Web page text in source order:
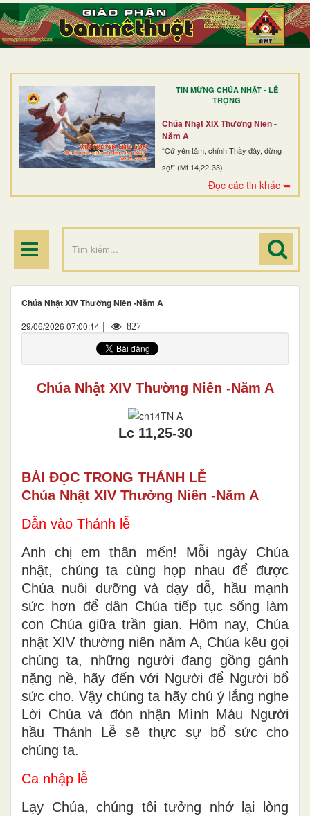
TIN MỪNG CHÚA NHẬT - LỄ
TRỌNG
Chúa Nhật XIX Thường Niên -
Năm A
“Cứ yên tâm, chính Thầy đây, đừng
sợ!” (Mt 14,22-33)
Đọc các tin khác ➥
TRANG NHẤT
GIỚI THIỆU
DÒNG TU
BAN MỤC VỤ
ĐOÀN THỂ CG
Chúa Nhật XIV Thường Niên -Năm A
29/06/2026 07:00:14 | 827
Chúa Nhật XIV Thường Niên -Năm A
Lc 11,25-30
BÀI ĐỌC TRONG THÁNH LỄ
Chúa Nhật XIV Thường Niên -Năm A
Dẫn vào Thánh lễ
Anh chị em thân mến! Mỗi ngày Chúa
nhật, chúng ta cùng họp nhau để được
Chúa nuôi dưỡng và dạy dỗ, hầu mạnh
sức hơn để dân Chúa tiếp tục sống làm
con Chúa giữa trần gian. Hôm nay, Chúa
nhật XIV thường niên năm A, Chúa kêu gọi
chúng ta, những người đang gồng gánh
nặng nề, hãy đến với Người để Người bổ
sức cho. Vậy chúng ta hãy chú ý lắng nghe
Lời Chúa và đón nhận Mình Máu Người
hầu Thánh Lễ sẽ thực sự bổ sức cho
chúng ta.
Ca nhập lễ
Lạy Chúa, chúng tôi tưởng nhớ lại lòng